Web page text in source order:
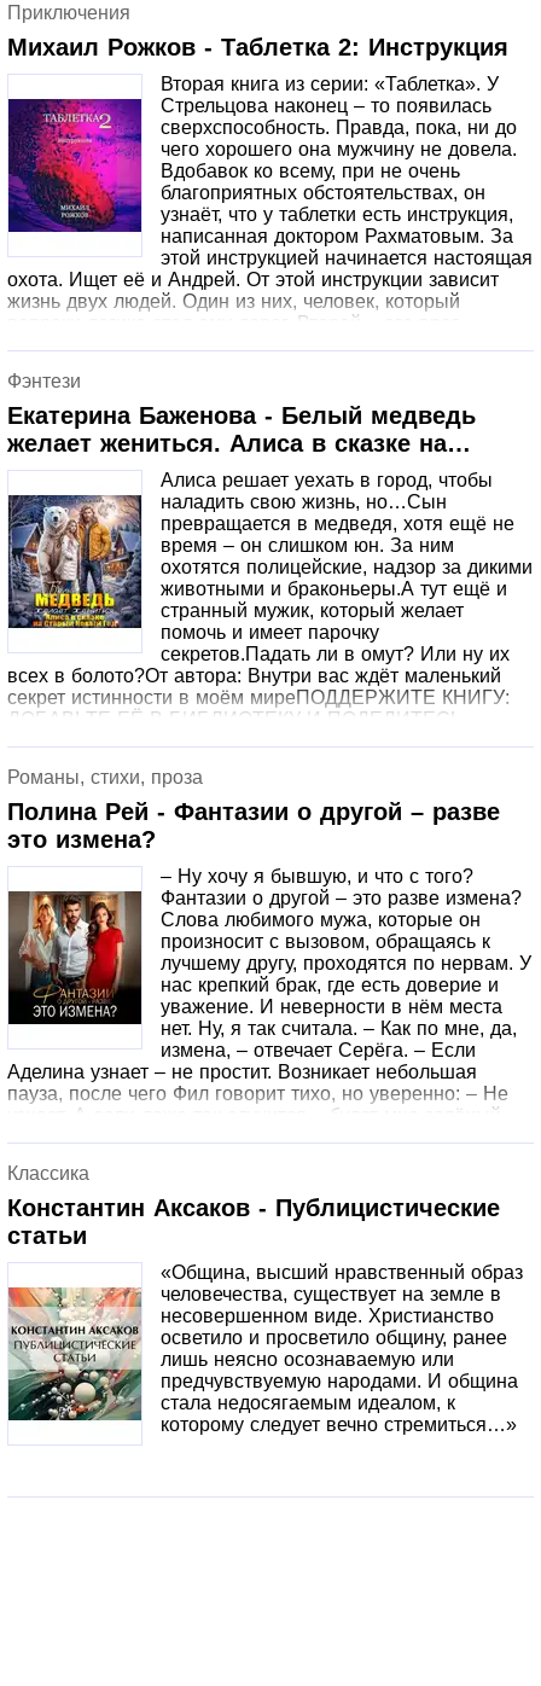
Приключения
Михаил Рожков - Таблетка 2: Инструкция
Вторая книга из серии: «Таблетка». У
Стрельцова наконец – то появилась
сверхспособность. Правда, пока, ни до
чего хорошего она мужчину не довела.
Вдобавок ко всему, при не очень
благоприятных обстоятельствах, он
узнаёт, что у таблетки есть инструкция,
написанная доктором Рахматовым. За
этой инструкцией начинается настоящая
охота. Ищет её и Андрей. От этой инструкции зависит
жизнь двух людей. Один из них, человек, который
вопреки логике стал ему дорог. Второй – его враг.
Фэнтези
Екатерина Баженова - Белый медведь
желает жениться. Алиса в сказке на
Старый Новый ГодАлиса решает уехать в город, чтобы
наладить свою жизнь, но…Сын
превращается в медведя, хотя ещё не
время – он слишком юн. За ним
охотятся полицейские, надзор за дикими
животными и браконьеры.А тут ещё и
странный мужик, который желает
помочь и имеет парочку
секретов.Падать ли в омут? Или ну их
всех в болото?От автора: Внутри вас ждёт маленький
секрет истинности в моём миреПОДДЕРЖИТЕ КНИГУ:
ДОБАВЬТЕ ЕЁ В БИБЛИОТЕКУ И ПОДЕЛИТЕСЬ
Романы, стихи, проза
Полина Рей - Фантазии о другой – разве
это измена?
– Ну хочу я бывшую, и что с того?
Фантазии о другой – это разве измена?
Слова любимого мужа, которые он
произносит с вызовом, обращаясь к
лучшему другу, проходятся по нервам. У
нас крепкий брак, где есть доверие и
уважение. И неверности в нём места
нет. Ну, я так считала. – Как по мне, да,
измена, – отвечает Серёга. – Если
Аделина узнает – не простит. Возникает небольшая
пауза, после чего Фил говорит тихо, но уверенно: – Не
узнает. А если даже так случится – будет мне зелёный
показала, что слышала излияния мужа. Однако очень
крепко задумалась о том, нужен ли моему будущему
ребёнку отец, который полагает, что фантазии о другой –
это не измена. А как считаете вы?
Классика
Константин Аксаков - Публицистические
статьи
«Община, высший нравственный образ
человечества, существует на земле в
несовершенном виде. Христианство
осветило и просветило общину, ранее
лишь неясно осознаваемую или
предчувствуемую народами. И община
стала недосягаемым идеалом, к
которому следует вечно стремиться…»